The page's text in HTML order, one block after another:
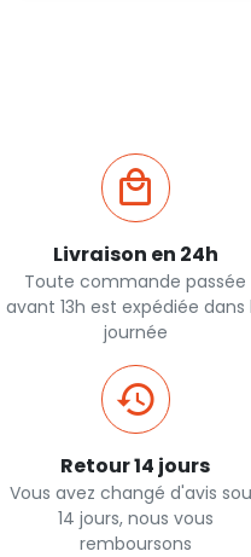
Livraison en 24h
Toute commande passée
avant 13h est expédiée dans
journée
Retour 14 jours
Vous avez changé d'avis
14 jours, nous vous
remboursons